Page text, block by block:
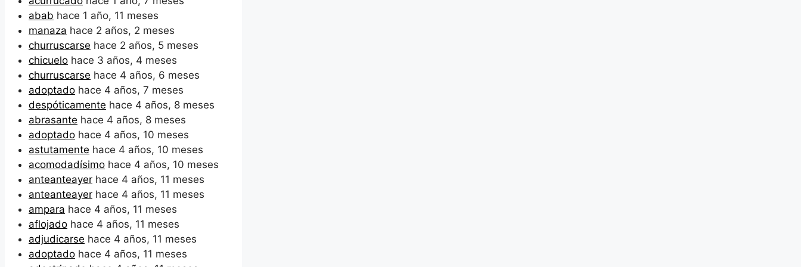
abab hace 1 año, 11 meses
manaza hace 2 años, 2 meses
churruscarse hace 2 años, 5 meses
chicuelo hace 3 años, 4 meses
churruscarse hace 4 años, 6 meses
adoptado hace 4 años, 7 meses
despóticamente hace 4 años, 8 meses
abrasante hace 4 años, 8 meses
adoptado hace 4 años, 10 meses
astutamente hace 4 años, 10 meses
acomodadísimo hace 4 años, 10 meses
anteanteayer hace 4 años, 11 meses
anteanteayer hace 4 años, 11 meses
ampara hace 4 años, 11 meses
aflojado hace 4 años, 11 meses
adjudicarse hace 4 años, 11 meses
adoptado hace 4 años, 11 meses